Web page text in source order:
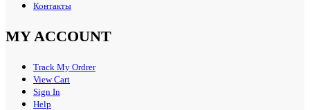
Контакты
MY ACCOUNT
Track My Ordrer
View Cart
Sign In
Help